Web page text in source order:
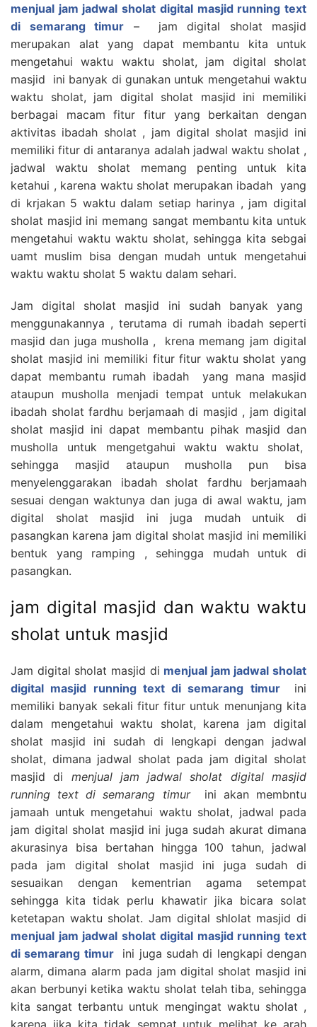
menjual jam jadwal sholat digital masjid running text
di semarang timur
– jam digital sholat masjid
merupakan alat yang dapat membantu kita untuk
mengetahui waktu waktu sholat, jam digital sholat
masjid ini banyak di gunakan untuk mengetahui waktu
waktu sholat, jam digital sholat masjid ini memiliki
berbagai macam fitur fitur yang berkaitan dengan
aktivitas ibadah sholat , jam digital sholat masjid ini
memiliki fitur di antaranya adalah jadwal waktu sholat ,
jadwal waktu sholat memang penting untuk kita
ketahui , karena waktu sholat merupakan ibadah yang
di krjakan 5 waktu dalam setiap harinya , jam digital
sholat masjid ini memang sangat membantu kita untuk
mengetahui waktu waktu sholat, sehingga kita sebgai
uamt muslim bisa dengan mudah untuk mengetahui
waktu waktu sholat 5 waktu dalam sehari.
Jam digital sholat masjid ini sudah banyak yang
menggunakannya , terutama di rumah ibadah seperti
masjid dan juga musholla , krena memang jam digital
sholat masjid ini memiliki fitur fitur waktu sholat yang
dapat membantu rumah ibadah yang mana masjid
ataupun musholla menjadi tempat untuk melakukan
ibadah sholat fardhu berjamaah di masjid , jam digital
sholat masjid ini dapat membantu pihak masjid dan
musholla untuk mengetgahui waktu waktu sholat,
sehingga masjid ataupun musholla pun bisa
menyelenggarakan ibadah sholat fardhu berjamaah
sesuai dengan waktunya dan juga di awal waktu, jam
digital sholat masjid ini juga mudah untuik di
pasangkan karena jam digital sholat masjid ini memiliki
bentuk yang ramping , sehingga mudah untuk di
pasangkan.
jam digital masjid dan waktu waktu
sholat untuk masjid
Jam digital sholat masjid di menjual jam jadwal sholat
digital masjid running text di semarang timur
ini
memiliki banyak sekali fitur fitur untuk menunjang kita
dalam mengetahui waktu sholat, karena jam digital
sholat masjid ini sudah di lengkapi dengan jadwal
sholat, dimana jadwal sholat pada jam digital sholat
masjid di menjual jam jadwal sholat digital masjid
running text di semarang timurini akan membntu
jamaah untuk mengetahui waktu sholat, jadwal pada
jam digital sholat masjid ini juga sudah akurat dimana
akurasinya bisa bertahan hingga 100 tahun, jadwal
pada jam digital sholat masjid ini juga sudah di
sesuaikan dengan kementrian agama setempat
sehingga kita tidak perlu khawatir jika bicara solat
ketetapan waktu sholat. Jam digital shlolat masjid di
menjual jam jadwal sholat digital masjid running text
di semarang timurini juga sudah di lengkapi dengan
alarm, dimana alarm pada jam digital sholat masjid ini
akan berbunyi ketika waktu sholat telah tiba, sehingga
kita sangat terbantu untuk mengingat waktu sholat ,
karena jika kita tidak sempat untuk melihat ke arah